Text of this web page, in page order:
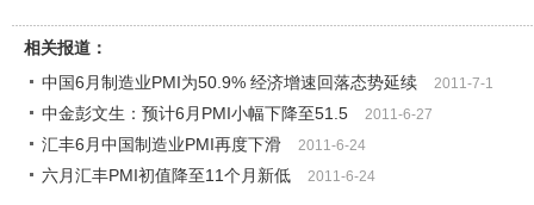
相关报道：
中国6月制造业PMI为50.9% 经济增速回落态势延续
2011-7-1
中金彭文生：预计6月PMI小幅下降至51.5 2011-6-27
汇丰6月中国制造业PMI再度下滑 2011-6-24
六月汇丰PMI初值降至11个月新低 2011-6-24